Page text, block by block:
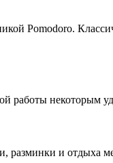
Pomodoro.
работы некоторым
разминки и отдыха